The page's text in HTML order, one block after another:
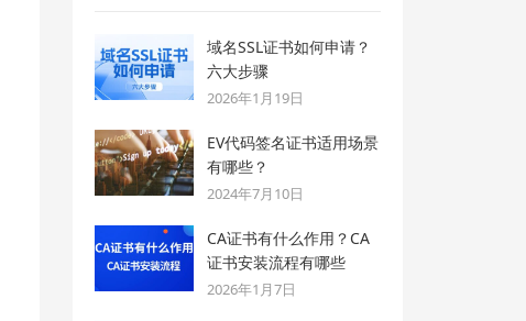
域名SSL证书如何申请？
六大步骤
2026年1月19日
EV代码签名证书适用场景
有哪些？
2024年7月10日
CA证书有什么作用？CA
证书安装流程有哪些
2026年1月7日